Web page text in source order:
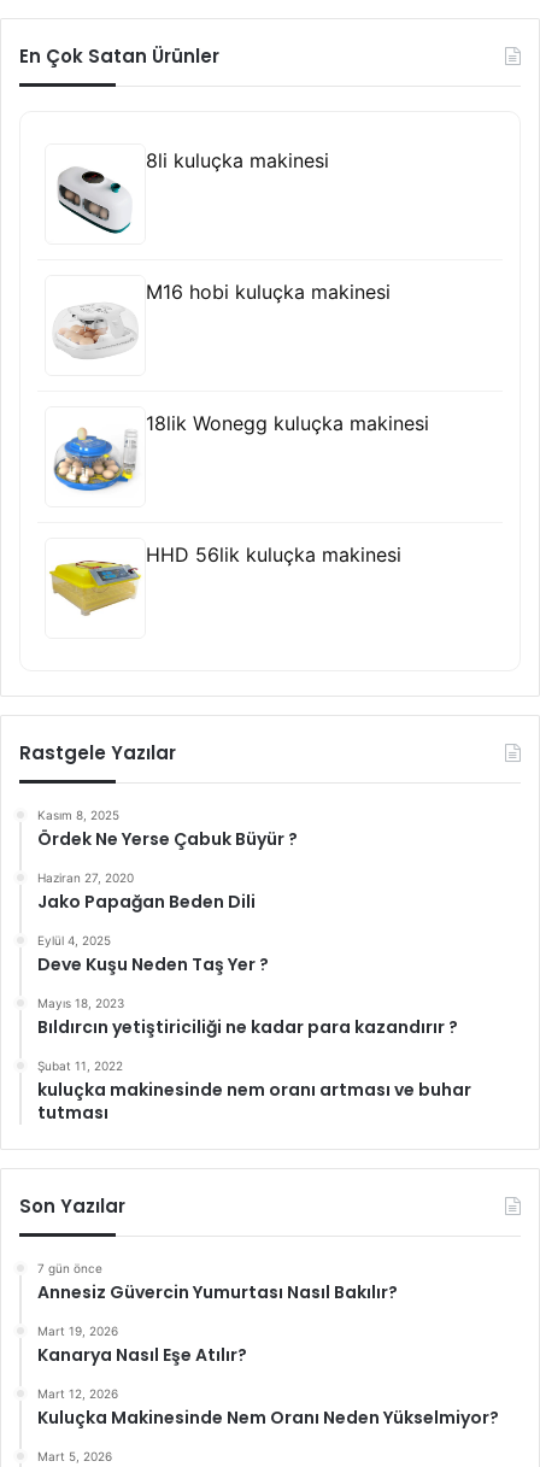
En Çok Satan Ürünler
8li kuluçka makinesi
M16 hobi kuluçka makinesi
18lik Wonegg kuluçka makinesi
HHD 56lik kuluçka makinesi
Rastgele Yazılar
Kasım 8, 2025
Ördek Ne Yerse Çabuk Büyür ?
Haziran 27, 2020
Jako Papağan Beden Dili
Eylül 4, 2025
Deve Kuşu Neden Taş Yer ?
Mayıs 18, 2023
Bıldırcın yetiştiriciliği ne kadar para kazandırır ?
Şubat 11, 2022
kuluçka makinesinde nem oranı artması ve buhar
tutması
Son Yazılar
7 gün önce
Annesiz Güvercin Yumurtası Nasıl Bakılır?
Mart 19, 2026
Kanarya Nasıl Eşe Atılır?
Mart 12, 2026
Kuluçka Makinesinde Nem Oranı Neden Yükselmiyor?
Mart 5, 2026